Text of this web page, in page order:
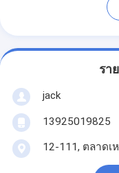
รา
jack
13925019825
12-111, ตลาด